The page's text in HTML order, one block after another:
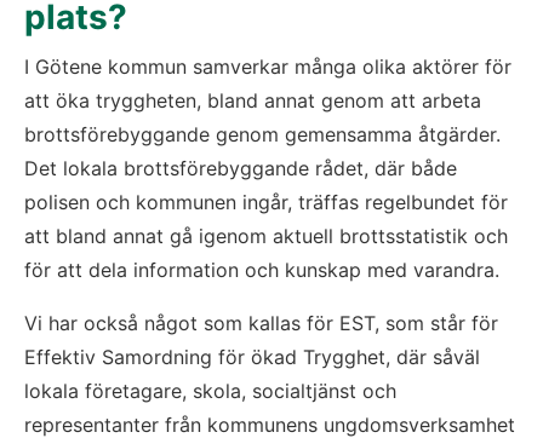
plats?
I Götene kommun samverkar många olika aktörer för
att öka tryggheten, bland annat genom att arbeta
brottsförebyggande genom gemensamma åtgärder.
Det lokala brottsförebyggande rådet, där både
polisen och kommunen ingår, träffas regelbundet för
att bland annat gå igenom aktuell brottsstatistik och
för att dela information och kunskap med varandra.
Vi har också något som kallas för EST, som står för
Effektiv Samordning för ökad Trygghet, där såväl
lokala företagare, skola, socialtjänst och
representanter från kommunens ungdomsverksamhet